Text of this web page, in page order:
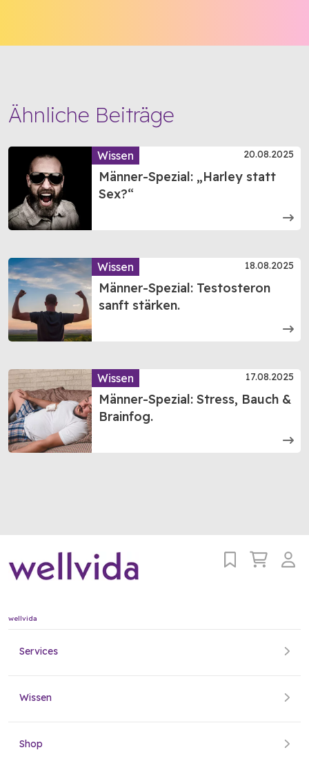
Ähnliche Beiträge
Wissen 20.08.2025
Männer-Spezial: „Harley statt
Sex?“
Wissen 18.08.2025
Männer-Spezial: Testosteron
sanft stärken.
Wissen 17.08.2025
Männer-Spezial: Stress, Bauch &
Brainfog.
wellvida
Services
Wissen
Shop